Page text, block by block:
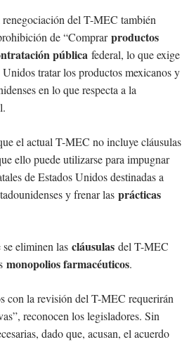
renegociación del T-MEC también
de “Comprarproductos
pública federal, lo que exige
tratar los productos mexicanos y
en lo que respecta a la
el actual T-MEC no incluye cláusulas
ello puede utilizarse para impugnar
de Estados Unidos destinadas a
y frenar las prácticas
eliminen las cláusulas del T-MEC
monopolios farmacéuticos.
con la revisión del T-MEC requerirán
reconocen los legisladores. Sin
dado que, acusan, el acuerdo